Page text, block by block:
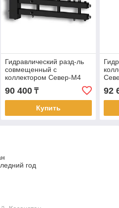
Гидравлический разд-ль
совмещенный с
коллектором Север-M4
90 400₸
Купить
92
год